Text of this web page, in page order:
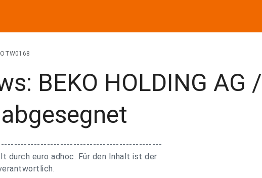
BEKO HOLDING AG /
durch euro adhoc. Für den Inhalt ist der